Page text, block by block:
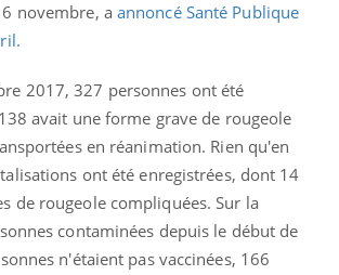
novembre, a annoncé Santé Publique
2017, 327 personnes ont été
avait une forme grave de rougeole
en réanimation. Rien qu'en
ont été enregistrées, dont 14
de rougeole compliquées. Sur la
contaminées depuis le début de
n'étaient pas vaccinées, 166